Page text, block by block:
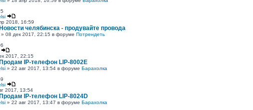
2018, 16:59
Новости челябинска - продувайте провода
» 08 дек 2017, 22:15 в форуме Потрендеть
2017, 22:15
Продам IP-телефон LIP-8002Е
» 22 авг 2017, 13:54 в форуме Барахолка
2017, 13:54
Продам IP-телефон LIP-8024D
» 22 авг 2017, 13:47 в форуме Барахолка